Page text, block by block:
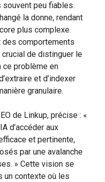
souvent peu fiables.
la donne, rendant
plus complexe.
des comportements
de distinguer le
ce problème en
et d’indexer
granulaire.
de Linkup, précise : «
d’accéder aux
et pertinente,
par une avalanche
» Cette vision se
un contexte où les